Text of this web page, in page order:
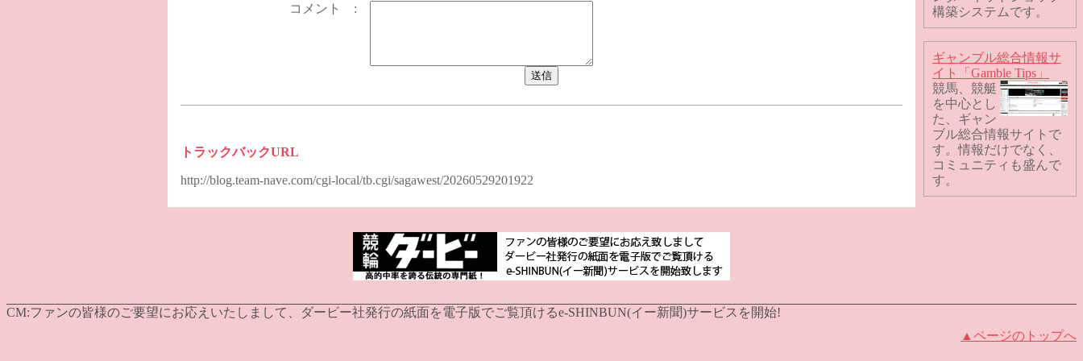
コメント :
トラックバックURL
http://blog.team-nave.com/cgi-local/tb.cgi/sagawest/20260529201922
構築システムです。
ギャンブル総合情報サ
イト「Gamble Tips」
競馬、競艇
を中心とし
た、ギャン
ブル総合情報サイトで
す。情報だけでなく、
コミュニティも盛んで
す。
CM:ファンの皆様のご要望にお応えいたしまして、ダービー社発行の紙面を電子版でご覧頂けるe-SHINBUN(イー新聞)サービスを開始!
▲ページのトップへ